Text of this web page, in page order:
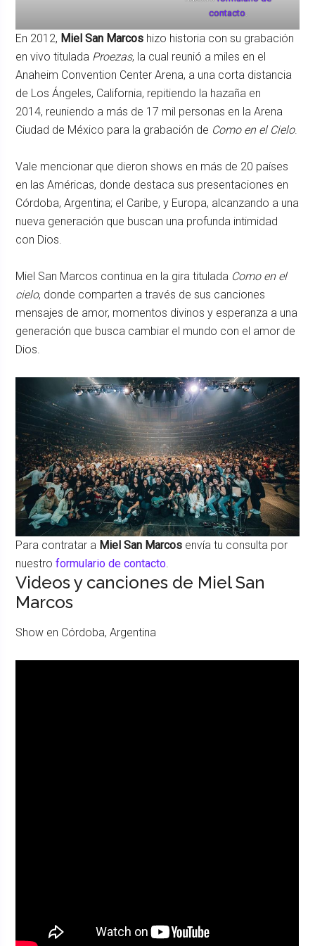
contacto
En 2012, Miel San Marcos hizo historia con su grabación
en vivo titulada Proezas, la cual reunió a miles en el
Anaheim Convention Center Arena, a una corta distancia
de Los Ángeles, California, repitiendo la hazaña en
2014, reuniendo a más de 17 mil personas en la Arena
Ciudad de México para la grabación de Como en el Cielo.
Vale mencionar que dieron shows en más de 20 países
en las Américas, donde destaca sus presentaciones en
Córdoba, Argentina; el Caribe, y Europa, alcanzando a una
nueva generación que buscan una profunda intimidad
con Dios.
Miel San Marcos continua en la gira titulada Como en el
cielo, donde comparten a través de sus canciones
mensajes de amor, momentos divinos y esperanza a una
generación que busca cambiar el mundo con el amor de
Dios.
Para contratar a Miel San Marcos envía tu consulta por
nuestroformulario de contacto
Videos y canciones de Miel San
Marcos
Show en Córdoba, Argentina